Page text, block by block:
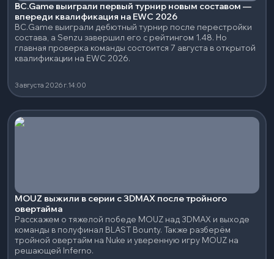
BC.Game выиграли первый турнир новым составом —
впереди квалификация на EWC 2026
BC.Game выиграли дебютный турнир после перестройки
состава, а Senzu завершил его с рейтингом 1.48. Но
главная проверка команды состоится 7 августа в открытой
квалификации на EWC 2026.
3 августа 2026 г.14:00
MOUZ выжили в серии с 3DMAX после тройного
овертайма
Расскажем о тяжелой победе MOUZ над 3DMAX и выходе
команды в полуфинал BLAST Bounty. Также разберём
тройной овертайм на Nuke и уверенную игру MOUZ на
решающей Inferno.